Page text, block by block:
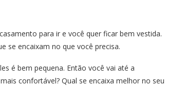
para ir e você quer ficar bem vestida.
se encaixam no que você precisa.
é bem pequena. Então você vai até a
confortável? Qual se encaixa melhor no seu